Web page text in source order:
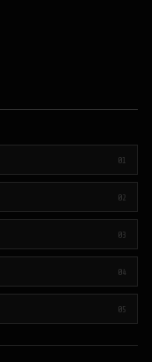
01
02
03
04
05